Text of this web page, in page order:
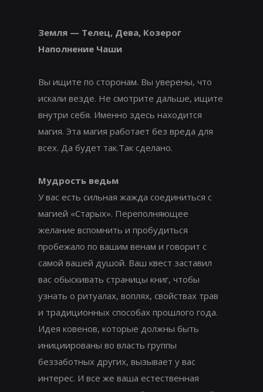
Земля — Телец, Дева, Козерог
Наполнение Чаши
Вы ищите по сторонам. Вы уверены, что
искали везде. Не смотрите дальше, ищите
внутри себя. Именно здесь находится
магия. Эта магия работает без вреда для
всех. Да будет так.Так сделано.
Мудрость ведьм
У вас есть сильная жажда соединиться с
магией «Старых». Переполняющее
желание вспомнить и пробудиться
пробежало по вашим венам и говорит с
самой вашей душой. Ваш квест заставил
вас обыскивать страницы книг, чтобы
узнать о ритуалах, воплях, свойствах трав
и традиционных способах прошлого года.
Идея ковенов, которые должны быть
инициированы во власть группы
беззаботных других, вызывает у вас
интерес. И все же ваша естественная